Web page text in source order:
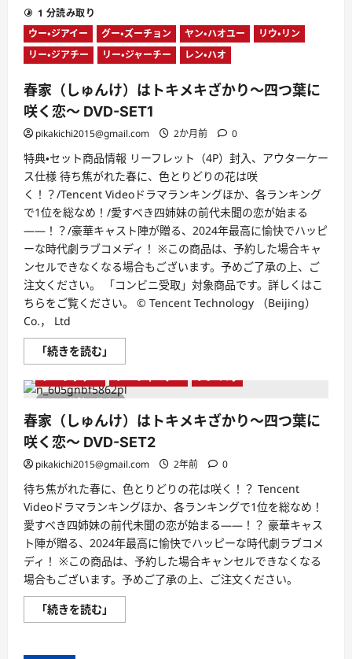
1 分読み取り
ウー・ジアイー
グー・ズーチョン ヤン・ハオユー
リウ・リン
リー・ジアチー
リー・ジャーチー レン・ハオ
春家（しゅんけ）はトキメキざかり〜四つ葉に
咲く恋〜 DVD-SET1
pikakichi2015@gmail.com 2か月前 0
特典・セット商品情報 リーフレット（4P）封入、アウターケー
ス仕様 待ち焦がれた春に、色とりどりの花は咲
く！？/Tencent Videoドラマランキングほか、各ランキング
で1位を総なめ！/愛すべき四姉妹の前代未聞の恋が始まる
――！？/豪華キャスト陣が贈る、2024年最高に愉快でハッピ
ーな時代劇ラブコメディ！ ※この商品は、予約した場合キャ
ンセルできなくなる場合もございます。予めご了承の上、ご
注文ください。 「コンビニ受取」対象商品です。詳しくはこ
ちらをご覧ください。 © Tencent Technology （Beijing）
Co.， Ltd
「続きを読む」
家
ゅ
ん
は
ト
キ
メ
キ
ざ
り〜
四
つ
葉
に
咲
く
恋〜
DVD-
SET1
い
1 分読み取り
ウー・ジアイー
リー・ジアチー
リー・ジャーチー レン・ハオ
春家（しゅんけ）はトキメキざかり〜四つ葉に
咲く恋〜 DVD-SET2
pikakichi2015@gmail.com 2年前 0
待ち焦がれた春に、色とりどりの花は咲く！？ Tencent
Videoドラマランキングほか、各ランキングで1位を総なめ！
愛すべき四姉妹の前代未聞の恋が始まる――！？ 豪華キャス
ト陣が贈る、2024年最高に愉快でハッピーな時代劇ラブコメ
ディ！ ※この商品は、予約した場合キャンセルできなくなる
場合もございます。予めご了承の上、ご注文ください。
「続きを読む」
家